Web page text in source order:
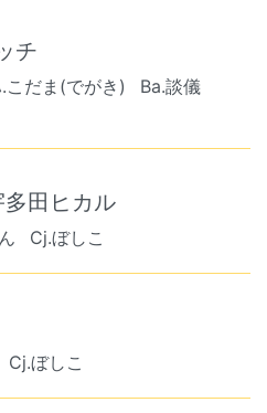
チ
こだま(でがき)
Ba.談儀
田ヒカル
Cj.ぼしこ
Cj.ぼしこ